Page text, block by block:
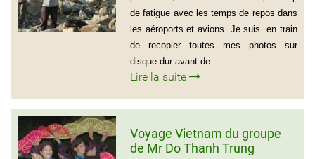
de fatigue avec les temps de repos dans
les aéroports et avions. Je suis en train
de recopier toutes mes photos sur
disque dur avant de...
Lire la suite
Voyage Vietnam du groupe
de Mr Do Thanh Trung